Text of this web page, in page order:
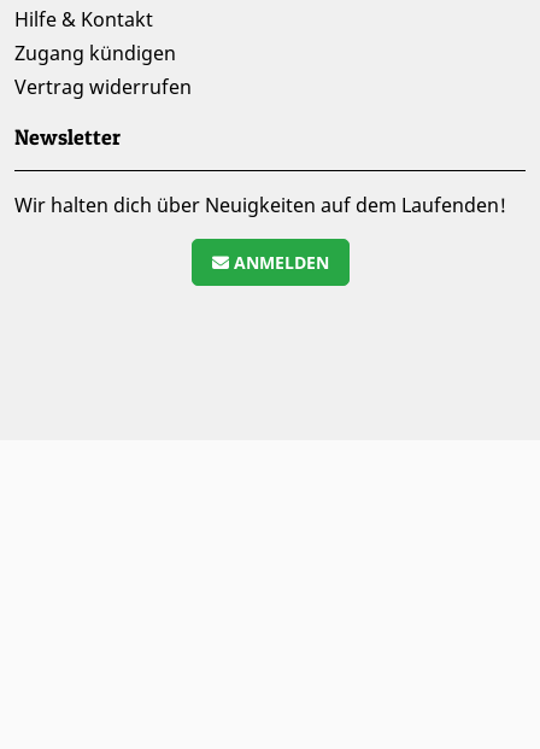
Hilfe & Kontakt
Zugang kündigen
Vertrag widerrufen
Newsletter
Wir halten dich über Neuigkeiten auf dem Laufenden!
ANMELDEN